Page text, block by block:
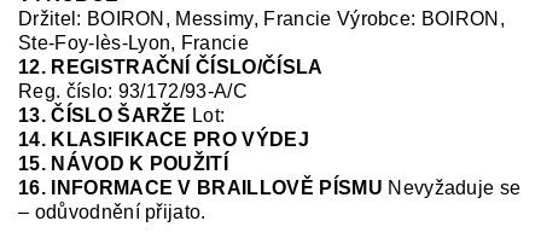
Držitel: BOIRON, Messimy, Francie Výrobce: BOIRON,
Ste-Foy- lès-Lyon, Francie
12. REGISTRAČNÍ ČÍSLO/ČÍSLA
Reg. číslo: 93/172/93-A/C
13. ČÍSLO ŠARŽE Lot:
14. KLASIFIKACE PRO VÝDEJ
15. NÁVOD K POUŽITÍ
16. INFORMACE V BRAILLOVĚ PÍSMU N evyžaduje se
– odůvodnění přijato.